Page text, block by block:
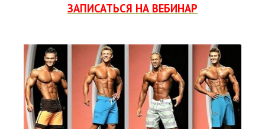
ЗАПИСАТЬСЯ НА ВЕБИНАР